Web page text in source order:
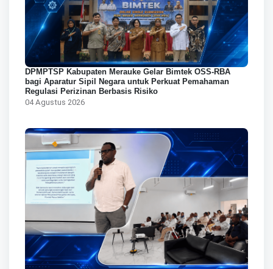
DPMPTSP Kabupaten Merauke Gelar Bimtek OSS-RBA
bagi Aparatur Sipil Negara untuk Perkuat Pemahaman
Regulasi Perizinan Berbasis Risiko
04 Agustus 2026